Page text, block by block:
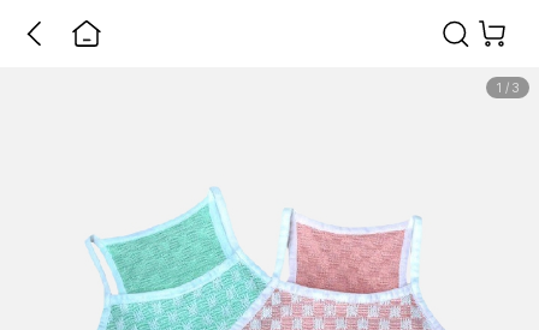
1 / 3